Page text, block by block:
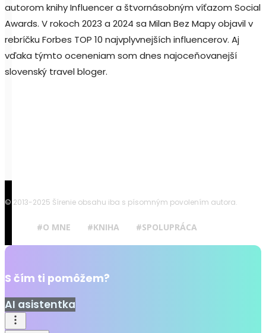
autorom knihy Influencer a štvornásobným víťazom Social
Awards. V rokoch 2023 a 2024 sa Milan Bez Mapy objavil v
rebríčku Forbes TOP 10 najvplyvnejších influencerov. Aj
vďaka týmto oceneniam som dnes najoceňovanejší
slovenský travel bloger.
© 2013-2025 Šírenie obsahu iba s písomným povolením autora.
#O MNE #KNIHA #SPOLUPRÁCA
S čím ti pomôžem?
AI asistentka